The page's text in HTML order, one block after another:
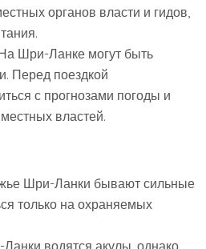
органов власти и гидов,
Шри-Ланке могут быть
Перед поездкой
с прогнозами погоды и
властей.
Шри-Ланки бывают сильные
только на охраняемых
водятся акулы, однако